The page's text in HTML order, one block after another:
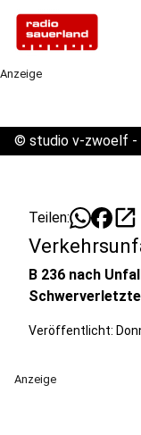
Anzeige
© studio v-zwoelf -
Teilen: open_in_new
B 236 nach
Veröffentlicht:
Anzeige